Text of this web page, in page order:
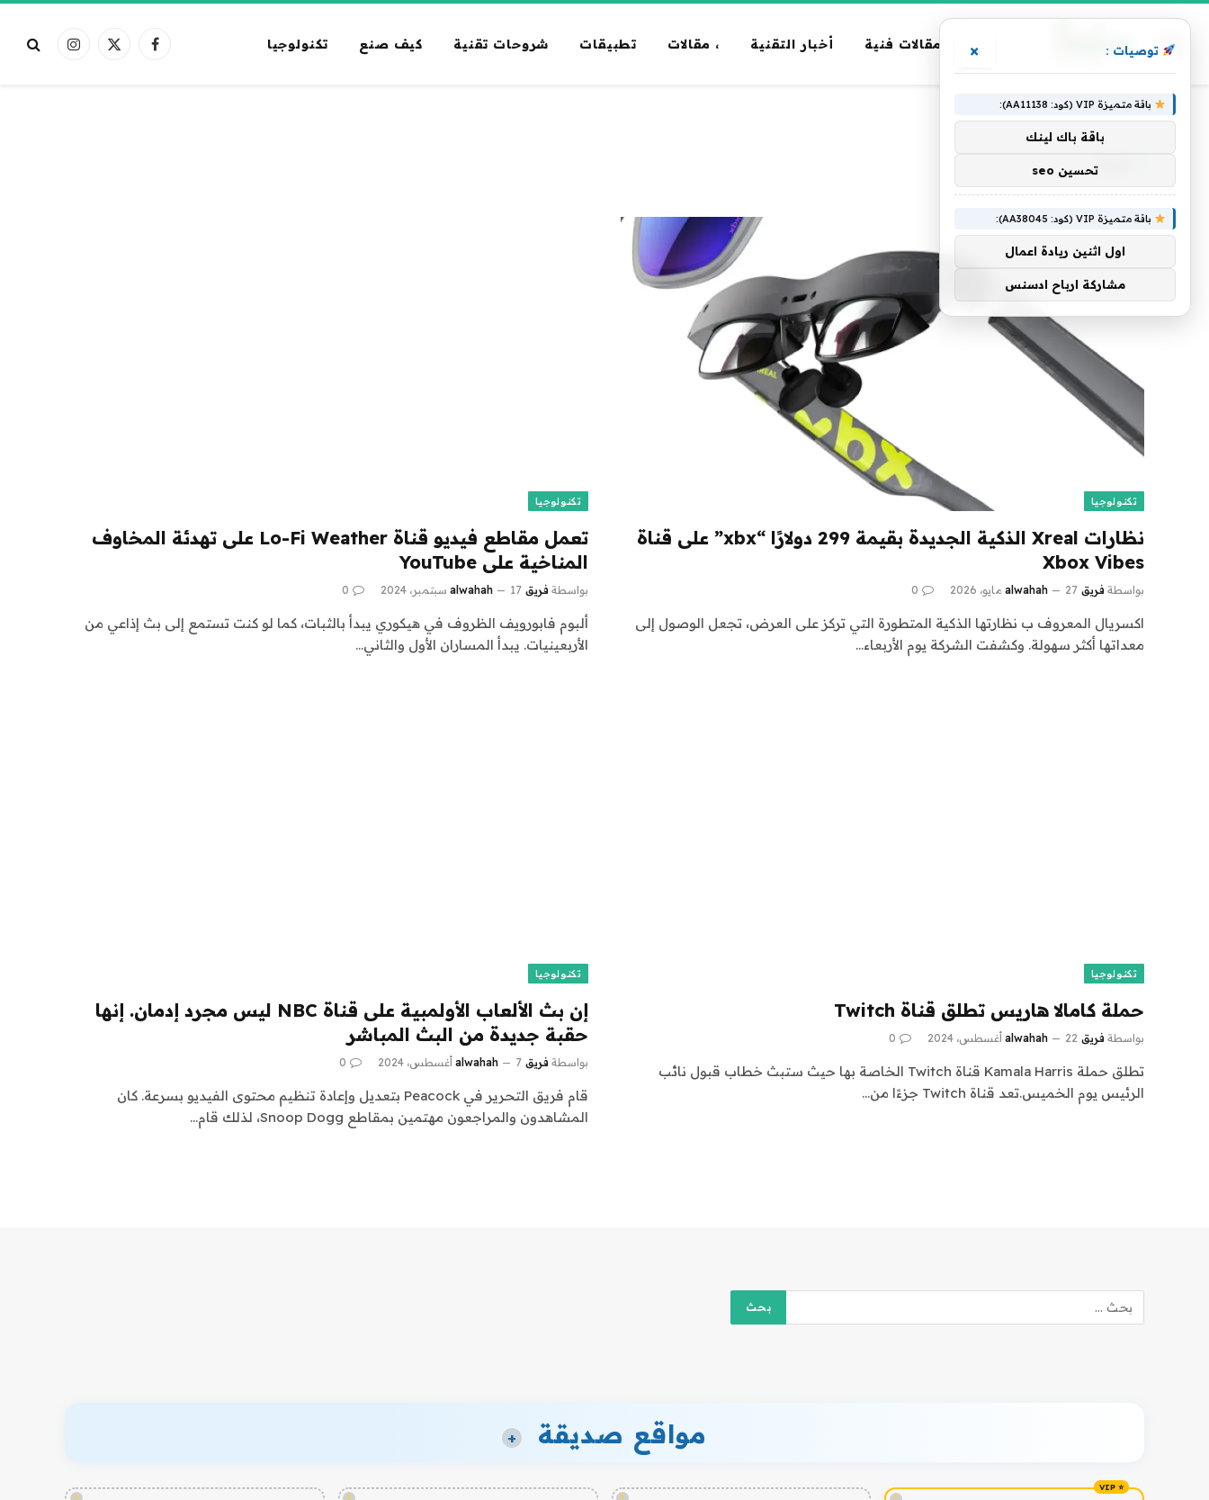
مقالات فنية أخبار التقنية ، مقالات تطبيقات شروحات تقنية كيف صنع تكنولوجيا فيسبوكX
الانستغرام
الرئيسية » قناة
قناة
تكنولوجيا
نظارات Xreal الذكية الجديدة بقيمة 299 دولارًا “xbx” على قناة
Xbox Vibes
بواسطة فريق alwahah 27 مايو، 2026 0
اكسريال المعروف ب نظارتها الذكية المتطورة التي تركز على العرض، تجعل الوصول إلى
معداتها أكثر سهولة. وكشفت الشركة يوم الأربعاء…
تكنولوجيا
تعمل مقاطع فيديو قناة Lo-Fi Weather على تهدئة المخاوف
المناخية على YouTube
بواسطة فريق alwahah 17 سبتمبر، 2024 0
ألبوم فابورويف الظروف في هيكوري يبدأ بالثبات، كما لو كنت تستمع إلى بث إذاعي من
الأربعينيات. يبدأ المساران الأول والثاني…
تكنولوجيا
حملة كامالا هاريس تطلق قناة Twitch
بواسطة فريق alwahah 22 أغسطس، 2024 0
تطلق حملة Kamala Harris قناة Twitch الخاصة بها حيث ستبث خطاب قبول نائب
الرئيس يوم الخميس.تعد قناة Twitch جزءًا من…
تكنولوجيا
إن بث الألعاب الأولمبية على قناة NBC ليس مجرد إدمان. إنها
حقبة جديدة من البث المباشر
بواسطة فريق alwahah 7 أغسطس، 2024 0
قام فريق التحرير في Peacock بتعديل وإعادة تنظيم محتوى الفيديو بسرعة. كان
المشاهدون والمراجعون مهتمين بمقاطع Snoop Dogg، لذلك قام…
مواقع صديقة +
توصيات : ×
باقة متميزة VIP (كود: AA11138):
باقة باك لينك
تحسين seo
باقة متميزة VIP (كود: AA38045):
اول اثنين ريادة اعمال
مشاركة ارباح ادسنس